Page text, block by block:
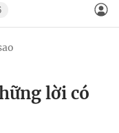
lời có